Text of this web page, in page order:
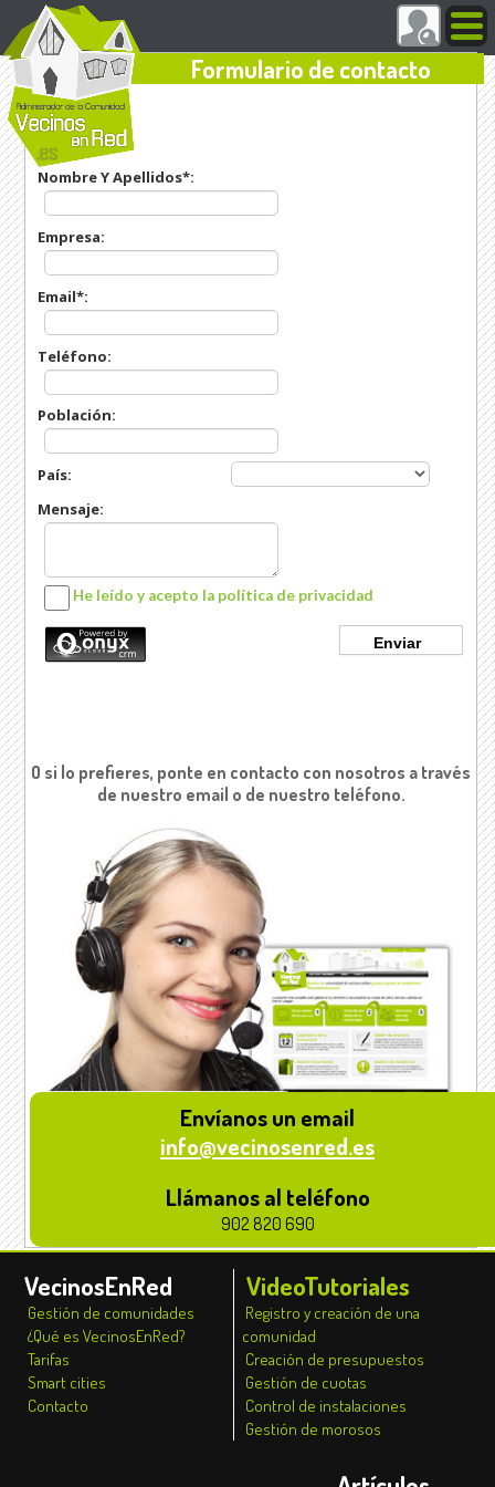
Formulario de contacto
O si lo prefieres, ponte en contacto con nosotros a través
de nuestro email o de nuestro teléfono.
Envíanos un email
info@vecinosenred.es
Llámanos al teléfono
902 820 690
VecinosEnRed
Gestión de comunidades
¿Qué es VecinosEnRed?
Tarifas
Smart cities
Contacto
VideoTutoriales
Registro y creación de una
comunidad
Creación de presupuestos
Gestión de cuotas
Control de instalaciones
Gestión de morosos